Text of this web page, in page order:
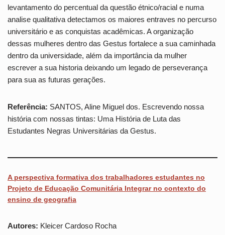
levantamento do percentual da questão étnico/racial e numa
analise qualitativa detectamos os maiores entraves no percurso
universitário e as conquistas acadêmicas. A organização
dessas mulheres dentro das Gestus fortalece a sua caminhada
dentro da universidade, além da importância da mulher
escrever a sua historia deixando um legado de perseverança
para sua as futuras gerações.
Referência: SANTOS, Aline Miguel dos. Escrevendo nossa
história com nossas tintas: Uma História de Luta das
Estudantes Negras Universitárias da Gestus.
A perspectiva formativa dos trabalhadores estudantes no
Projeto de Educação Comunitária Integrar no contexto do
ensino de geografia
Autores: Kleicer Cardoso Rocha